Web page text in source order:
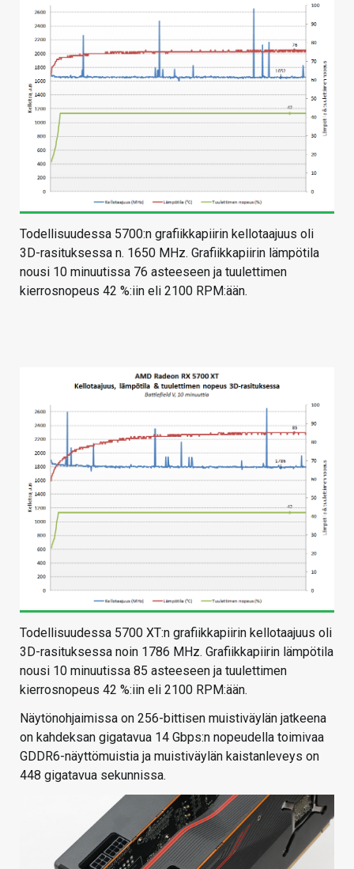
Todellisuudessa 5700:n grafiikkapiirin kellotaajuus oli
3D-rasituksessa n. 1650 MHz. Grafiikkapiirin lämpötila
nousi 10 minuutissa 76 asteeseen ja tuulettimen
kierrosnopeus 42 %:iin eli 2100 RPM:ään.
Todellisuudessa 5700 XT:n grafiikkapiirin kellotaajuus oli
3D-rasituksessa noin 1786 MHz. Grafiikkapiirin lämpötila
nousi 10 minuutissa 85 asteeseen ja tuulettimen
kierrosnopeus 42 %:iin eli 2100 RPM:ään.
Näytönohjaimissa on 256-bittisen muistiväylän jatkeena
on kahdeksan gigatavua 14 Gbps:n nopeudella toimivaa
GDDR6-näyttömuistia ja muistiväylän kaistanleveys on
448 gigatavua sekunnissa.